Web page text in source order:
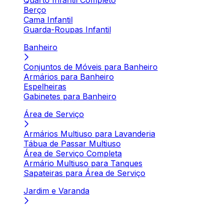
Berço
Cama Infantil
Guarda-Roupas Infantil
Banheiro
Conjuntos de Móveis para Banheiro
Armários para Banheiro
Espelheiras
Gabinetes para Banheiro
Área de Serviço
Armários Multiuso para Lavanderia
Tábua de Passar Multiuso
Área de Serviço Completa
Armário Multiuso para Tanques
Sapateiras para Área de Serviço
Jardim e Varanda